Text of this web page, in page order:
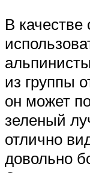
В качестве
из группы
он может
зеленый
отлично
довольно